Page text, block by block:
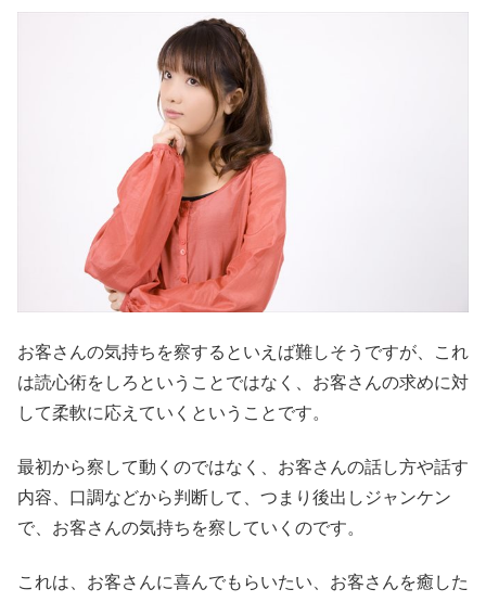
お客さんの気持ちを察するといえば難しそうですが、これ
は読心術をしろということではなく、お客さんの求めに対
して柔軟に応えていくということです。
最初から察して動くのではなく、お客さんの話し方や話す
内容、口調などから判断して、つまり後出しジャンケン
で、お客さんの気持ちを察していくのです。
これは、お客さんに喜んでもらいたい、お客さんを癒した